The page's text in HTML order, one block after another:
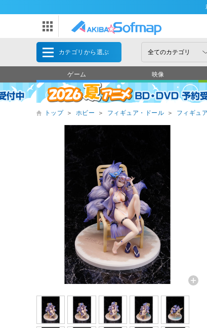
カテゴリから選ぶ
ゲーム 映像
トップ ＞ ホビー ＞ フィギュア・ドール ＞ フィギュ